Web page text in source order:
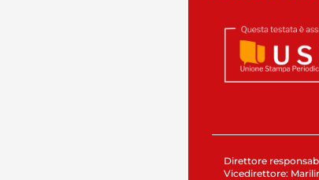
Direttore
Vicedirettore: